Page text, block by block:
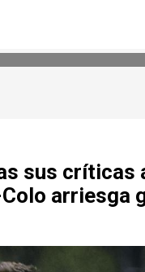
sus críticas
arriesga